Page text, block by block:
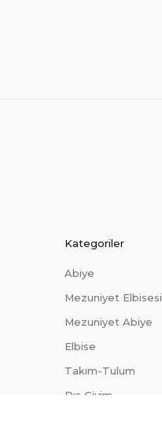
Kategoriler
Abiye
Mezuniyet Elbisesi
Mezuniyet Abiye
Elbise
Takım-Tulum
Dış Giyim